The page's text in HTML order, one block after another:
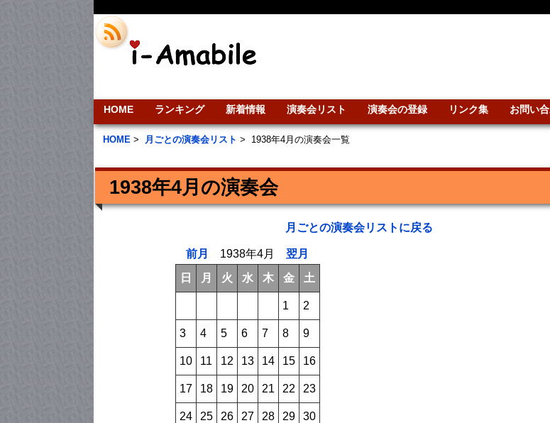
HOME ランキング 新着情報 演奏会リスト 演奏会の登録 リンク集 お問い
HOME > 月ごとの演奏会リスト > 1938年4月の演奏会一覧
1938年4月の演奏会
月ごとの演奏会リストに戻る
前月 1938年4月 翌月
日
月 火 水 木 金 土
1 2
3 4 5 6 7 8 9
10 11 12 13 14 15 16
17 18 19 20 21 22 23
24 25 26 27 28 29 30